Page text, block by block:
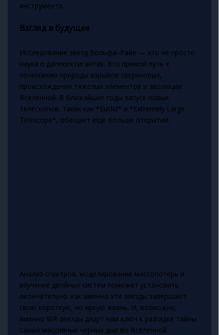
инструмента.
Взгляд в будущее
Исследование звезд Вольфа–Райе — это не просто
наука о далеких гигантах. Это прямой путь к
пониманию природы взрывов сверхновых,
происхождения тяжелых элементов и эволюции
Вселенной. В ближайшие годы запуск новых
телескопов, таких как *Euclid* и *Extremely Large
Telescope*, обещает еще больше открытий.
Анализ спектров, моделирование массопотерь и
изучение двойных систем поможет установить
окончательно: как именно эти звезды завершают
свою короткую, но яркую жизнь. И, возможно,
именно WR-звезды дадут нам ключ к разгадке тайны
самых массивных черных дыр во Вселенной.